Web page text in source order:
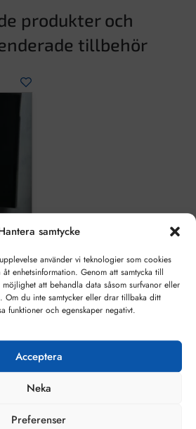
samtycke
använder vi teknologier som cookies
enhetsinformation. Genom att samtycka till
att behandla data såsom surfvanor eller
Om du inte samtycker eller drar tillbaka ditt
funktioner och egenskaper negativt.
Acceptera
Neka
Preferenser
produkter och
tillbehör